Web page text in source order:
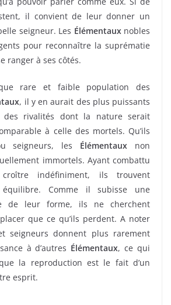
il convient de leur donner un
seigneur. Les Élémentauxnobles
pour reconnaître la suprématie
ranger à ses côtés.
rare et faible population des
, il y en aurait des plus puissants
des rivalités dont la nature serait
à celle des mortels. Qu’ils
seigneurs, les Élémentaux non
immortels. Ayant combattu
indéfiniment, ils trouvent
Comme il subisse une
de leur forme, ils ne cherchent
que ce qu’ils perdent. A noter
seigneurs donnent plus rarement
à d’autres Élémentaux, ce qui
la reproduction est le fait d’un
esprit.